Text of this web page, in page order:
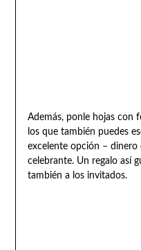
Además, ponle hojas con
los que también puedes
excelente opción – dinero
celebrante. Un regalo así
también a los invitados.